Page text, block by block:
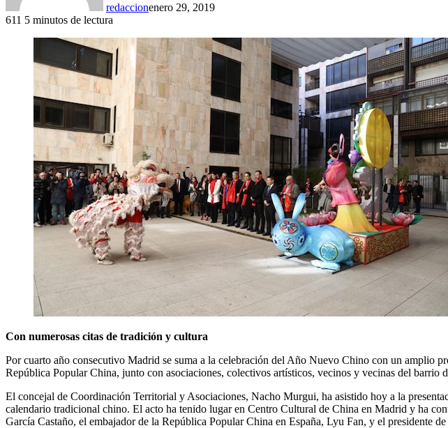
redaccionenero 29, 2019
611 5 minutos de lectura
Con numerosas citas de tradición y cultura
Por cuarto año consecutivo Madrid se suma a la celebración del Año Nuevo Chino con un amplio
República Popular China, junto con asociaciones, colectivos artísticos, vecinos y vecinas del barrio
El concejal de Coordinación Territorial y Asociaciones, Nacho Murgui, ha asistido hoy a la
calendario tradicional chino. El acto ha tenido lugar en Centro Cultural de China en Madrid y ha
García Castaño, el embajador de la República Popular China en España, Lyu Fan, y el presidente